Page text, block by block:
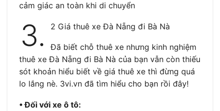
cảm giác an toàn khi di chuyển
3. 2 Giá thuê xe Đà Nẵng đi Bà Nà
Đã biết chỗ thuê xe nhưng kinh nghiệm
thuê xe Đà Nẵng đi Bà Nà của bạn vẫn còn thiếu
sót khoản hiểu biết về giá thuê xe thì đừng quá
lo lắng nè. 3vi.vn đã tìm hiểu cho bạn rồi đây!
• Đối với xe ô tô: